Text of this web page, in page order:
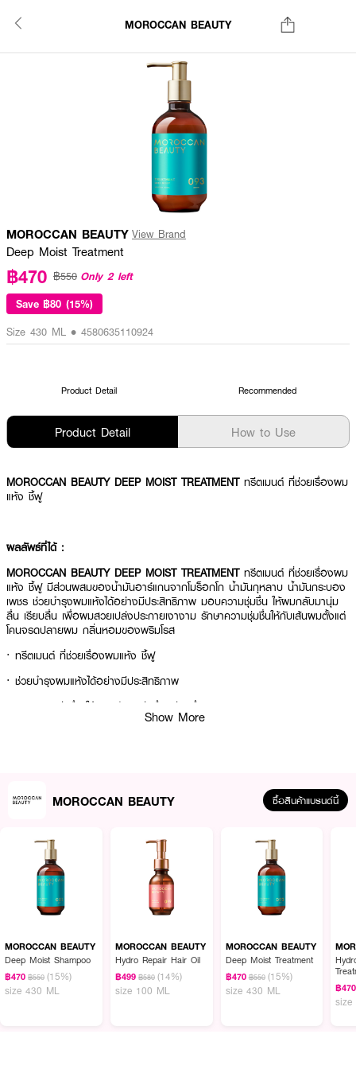
MOROCCAN BEAUTY
MOROCCAN BEAUTY View Brand
Deep Moist Treatment
฿470 ฿550 Only 2 left
Save ฿80 (15%)
Size 430 ML • 4580635110924
Product Detail Recommended
Product Detail How to Use
MOROCCAN BEAUTY DEEP MOIST TREATMENT ทรีตเมนต์ ที่ช่วยเรื่องผม
แห้ง ชี้ฟู
ผลลัพธ์ที่ได้ :
MOROCCAN BEAUTY DEEP MOIST TREATMENT ทรีตเมนต์ ที่ช่วยเรื่องผม
แห้ง ชี้ฟู มีส่วนผสมของน้ำมันอาร์แกนจากโมร็อกโก น้ำมันกุหลาบ น้ำมันกระบอง
เพชร ช่วยบำรุงผมแห้งได้อย่างมีประสิทธิภาพ มอบความชุ่มชื่น ให้ผมกลับมานุ่ม
ลื่น เรียบลื่น เพื่อผมสวยเปล่งประกายเงางาม รักษาความชุ่มชื่นให้กับเส้นผมตั้งแต่
โคนจรดปลายผม กลิ่นหอมของพริมโรส
· ทรีตเมนต์ ที่ช่วยเรื่องผมแห้ง ชี้ฟู
· ช่วยบำรุงผมแห้งได้อย่างมีประสิทธิภาพ
· มอบความชุ่มชื่น ให้ผมกลับมานุ่มลื่น เรียบลื่น
How To Use :
ออกให้สะอาด
Show More
MOROCCAN BEAUTY ซื้อสินค้าแบรนด์นี้
MOROCCAN BEAUTY
Deep Moist Shampoo
฿470 ฿550 (15%)
size 430 ML
MOROCCAN BEAUTY
Hydro Repair Hair Oil
฿499 ฿580 (14%)
size 100 ML
MOROCCAN BEAUTY
Deep Moist Treatment
฿470 ฿550 (15%)
size 430 ML
฿470
size